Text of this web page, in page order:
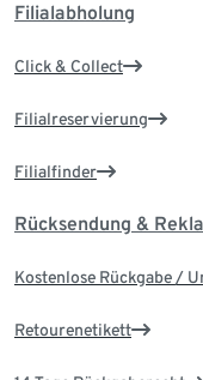
Filialabholung
Click & Collect
Filialreservierung
Filialfinder
Rücksendung &
Kostenlose Rückgabe /
Retourenetikett